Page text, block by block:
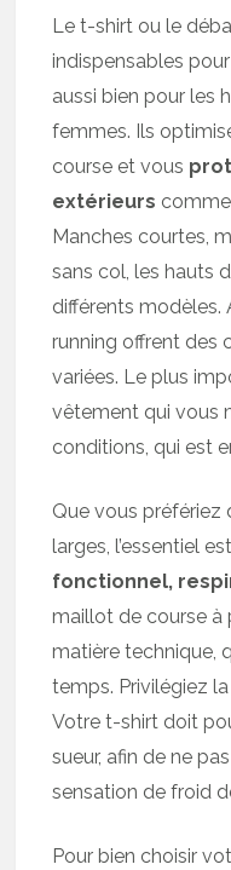
Le t-shirt ou le
indispensables
aussi bien pour les
femmes. Ils
course et vous
extérieurs
Manches courtes,
sans col, les hauts
différents modèles.
running offrent des
variées. Le plus
vêtement qui vous
conditions, qui est
Que vous préfériez
larges, l’essentiel
fonctionnel,
maillot de course à
matière technique,
temps. Privilégiez
Votre t-shirt doit
sueur, afin de ne
sensation de froid
Pour bien choisir